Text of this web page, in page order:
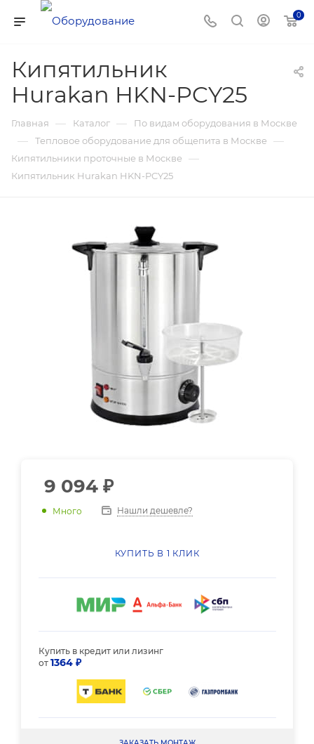
0
Кипятильник
Hurakan HKN-PCY25
Главная — Каталог — По видам оборудования в Москве
— Тепловое оборудование для общепита в Москве —
Кипятильники проточные в Москве —
Кипятильник Hurakan HKN-PCY25
9 094 ₽
Много Нашли дешевле?
КУПИТЬ В 1 КЛИК
Купить в кредит или лизинг
от 1364 ₽